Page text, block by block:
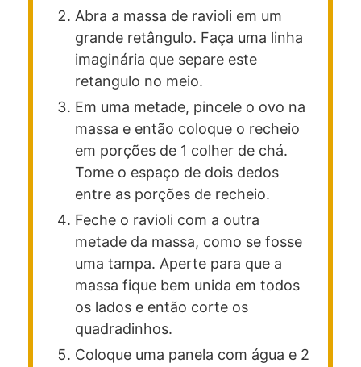
Abra a massa de ravioli em um
grande retângulo. Faça uma linha
imaginária que separe este
retangulo no meio.
Em uma metade, pincele o ovo na
massa e então coloque o recheio
em porções de 1 colher de chá.
Tome o espaço de dois dedos
entre as porções de recheio.
Feche o ravioli com a outra
metade da massa, como se fosse
uma tampa. Aperte para que a
massa fique bem unida em todos
os lados e então corte os
quadradinhos.
Coloque uma panela com água e 2